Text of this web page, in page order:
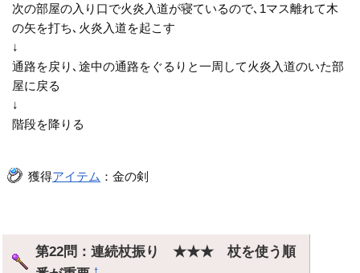
次の部屋の入り口で火炎入道が寝ているので､1マス離れて木
の矢を打ち､火炎入道を起こす
↓
通路を戻り､途中の通路をぐるりと一周して火炎入道のいた部
屋に戻る
↓
階段を降りる
獲得アイテム ：金の剣
第22問：連続杖振り ★★★ 杖を使う順
†